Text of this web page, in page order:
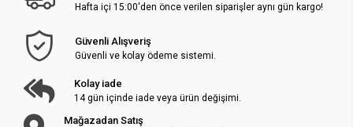
Hafta içi 15:00'den önce verilen siparişler aynı gün kargo!
Güvenli Alışveriş
Güvenli ve kolay ödeme sistemi.
Kolay iade
14 gün içinde iade veya ürün değişimi.
Mağazadan Satış